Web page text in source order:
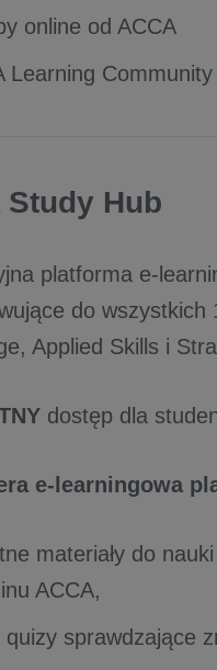
online od ACCA
Learning Community
Study Hub
platforma e-
do wszystkich
Applied Skills i
dostęp dla
e-learningowa
materiały do
ACCA,
quizy sprawdzające